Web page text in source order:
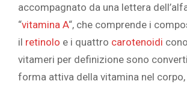
accompagnato da una lettera
“vitamina A“, che comprende i
il retinolo e i quattro carotenoidi
vitameri per definizione sono
forma attiva della vitamina nel corpo,